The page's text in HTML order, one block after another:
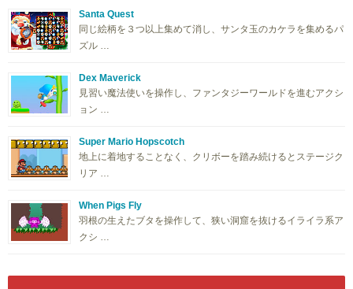
Santa Quest
同じ絵柄を３つ以上集めて消し、サンタ玉のカケラを集めるパ
ズル …
Dex Maverick
見習い魔法使いを操作し、ファンタジーワールドを進むアクシ
ョン …
Super Mario Hopscotch
地上に着地することなく、クリボーを踏み続けるとステージク
リア …
When Pigs Fly
羽根の生えたブタを操作して、狭い洞窟を抜けるイライラ系ア
クシ …